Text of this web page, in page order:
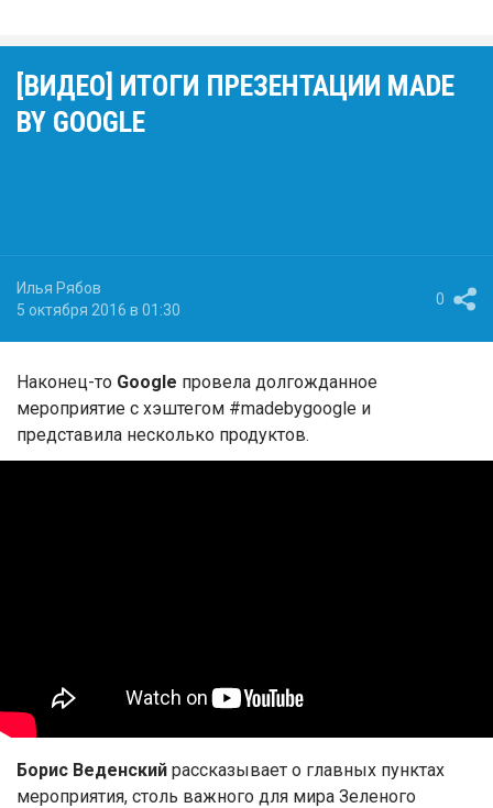
[ВИДЕО] ИТОГИ ПРЕЗЕНТАЦИИ MADE
BY GOOGLE
Илья Рябов
5 октября 2016 в 01:30
0
Наконец-то Google провела долгожданное
мероприятие с хэштегом #madebygoogle и
представила несколько продуктов.
Борис Веденский рассказывает о главных пунктах
мероприятия, столь важного для мира Зеленого